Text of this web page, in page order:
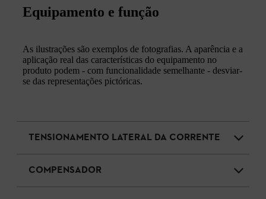
Equipamento e função
As ilustrações são exemplos de fotografias. A aparência e a
aplicação real das características do equipamento no
produto podem - com funcionalidade semelhante - desviar-
se das representações pictóricas.
TENSIONAMENTO LATERAL DA CORRENTE
COMPENSADOR